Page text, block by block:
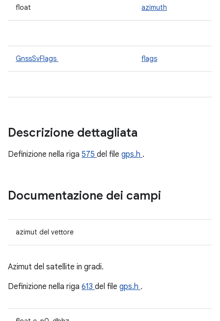
float azimuth
GnssSvFlags flags
Descrizione dettagliata
Definizione nella riga 575 del file gps.h .
Documentazione dei campi
azimut del vettore
Azimut del satellite in gradi.
Definizione nella riga 613 del file gps.h .